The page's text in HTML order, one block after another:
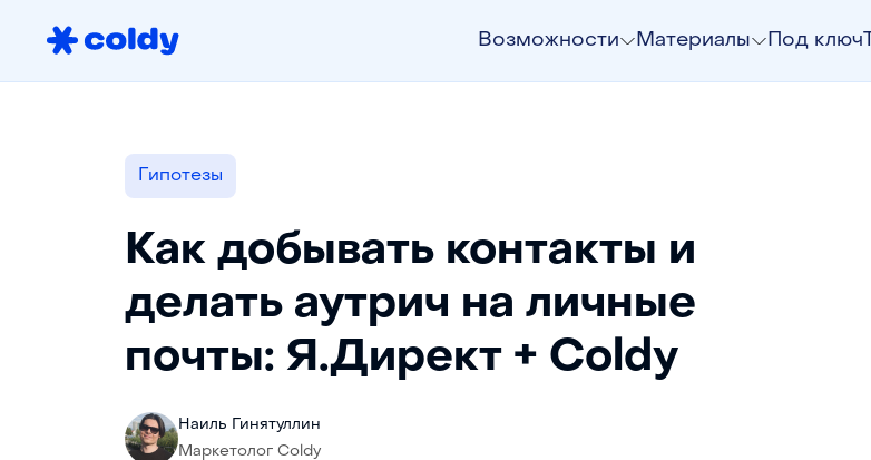
Возможности Материалы Под ключ
Гипотезы
Как добывать контакты и
делать аутрич на личные
почты: Я.Директ + Coldy
Наиль Гинятуллин
Маркетолог Coldy